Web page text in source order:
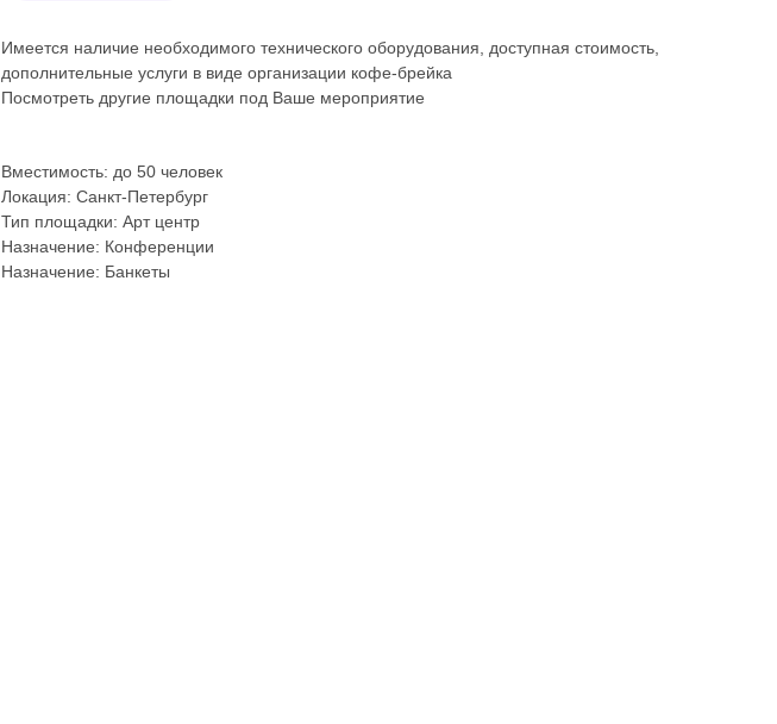
Имеется наличие необходимого технического оборудования, доступная стоимость,
дополнительные услуги в виде организации кофе-брейка
Посмотреть другие площадки под Ваше мероприятие
Вместимость: до 50 человек
Локация: Санкт-Петербург
Тип площадки: Арт центр
Назначение: Конференции
Назначение: Банкеты